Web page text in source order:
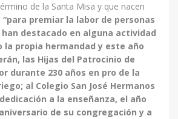
de la Santa Misa y que nacen
“para premiar la labor de personas
destacado en alguna actividad
la propia hermandad y este año
las Hijas del Patrocinio de
durante 230 años en pro de la
al Colegio San José Hermanos
a la enseñanza, el año
de su congregación y a